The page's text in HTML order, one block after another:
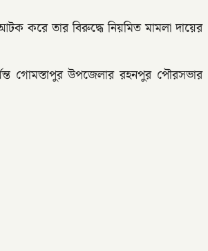
করে তার বিরুদ্ধে নিয়মিত মামলা দায়ের
গোমস্তাপুর উপজেলার রহনপুর পৌরসভার